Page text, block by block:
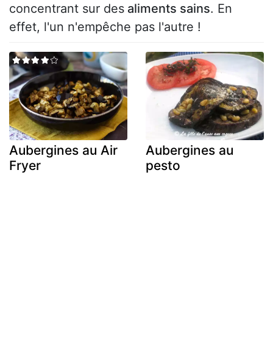
concentrant sur des aliments sains. En
effet, l'un n'empêche pas l'autre !
Aubergines au Air
Fryer
Aubergines au
pesto